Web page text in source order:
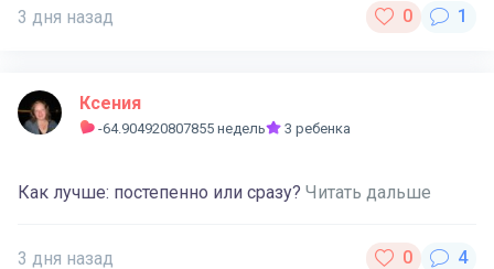
3 дня назад
Ксения
-64.904920807855 недель 3 ребенка
Как лучше: постепенно или сразу? Читать дальше
3 дня назад